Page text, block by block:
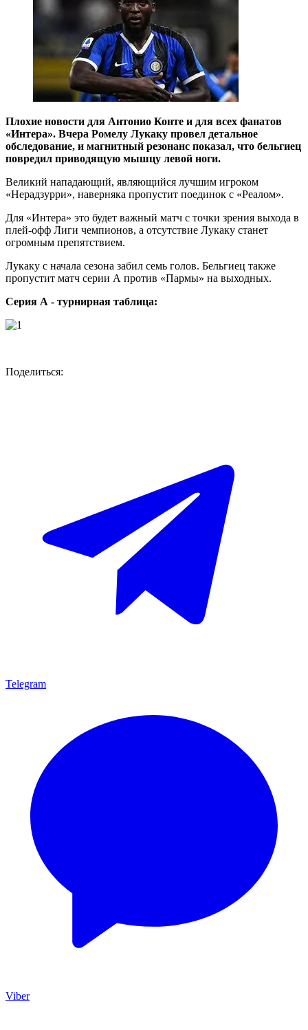
Плохие новости для Антонио Конте и для всех фанатов
«Интера». Вчера Ромелу Лукаку провел детальное
обследование, и магнитный резонанс показал, что бельгиец
повредил приводящую мышцу левой ноги.
Великий нападающий, являющийся лучшим игроком
«Нерадзурри», наверняка пропустит поединок с «Реалом».
Для «Интера» это будет важный матч с точки зрения выхода в
плей-офф Лиги чемпионов, а отсутствие Лукаку станет
огромным препятствием.
Лукаку с начала сезона забил семь голов. Бельгиец также
пропустит матч серии А против «Пармы» на выходных.
Серия А - турнирная таблица:
Поделиться:
Telegram
Viber